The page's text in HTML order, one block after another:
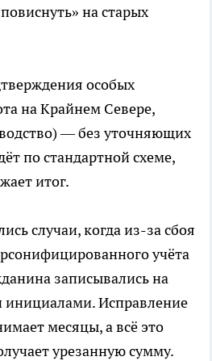
на старых
особых
на Крайнем Севере,
— без уточняющих
по стандартной схеме,
итог.
случаи, когда из-за сбоя
учёта
записывались на
инициалами. Исправление
месяцы, а всё это
урезанную сумму.